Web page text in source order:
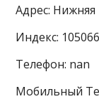
Адрес: Нижняя
Индекс:
Телефон: nan
Мобильный